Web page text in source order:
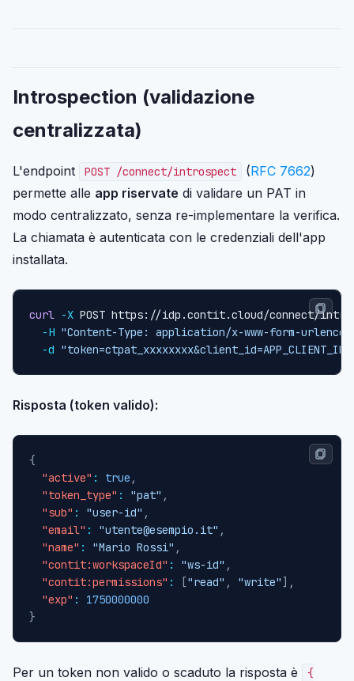
Introspection (validazione
centralizzata)
L'endpoint POST /connect/introspect (RFC 7662)
permette alle app riservate di validare un PAT in
modo centralizzato, senza re-implementare la verifica.
La chiamata è autenticata con le credenziali dell'app
installata.
curl -X POST https://idp.contit.cloud/connect/
-H "Content-Type: application/x-www-form-
-d
Risposta (token valido):
{
"active" : true ,
"token_type" : "pat" ,
"sub" : "user-id" ,
"email" : "utente@esempio.it" ,
"name" : "Mario Rossi" ,
"contit:workspaceId" : "ws-id" ,
"contit:permissions" : ["read" , "write"] ,
"exp" :
1750000000
}
Per un token non valido o scaduto la risposta è
{